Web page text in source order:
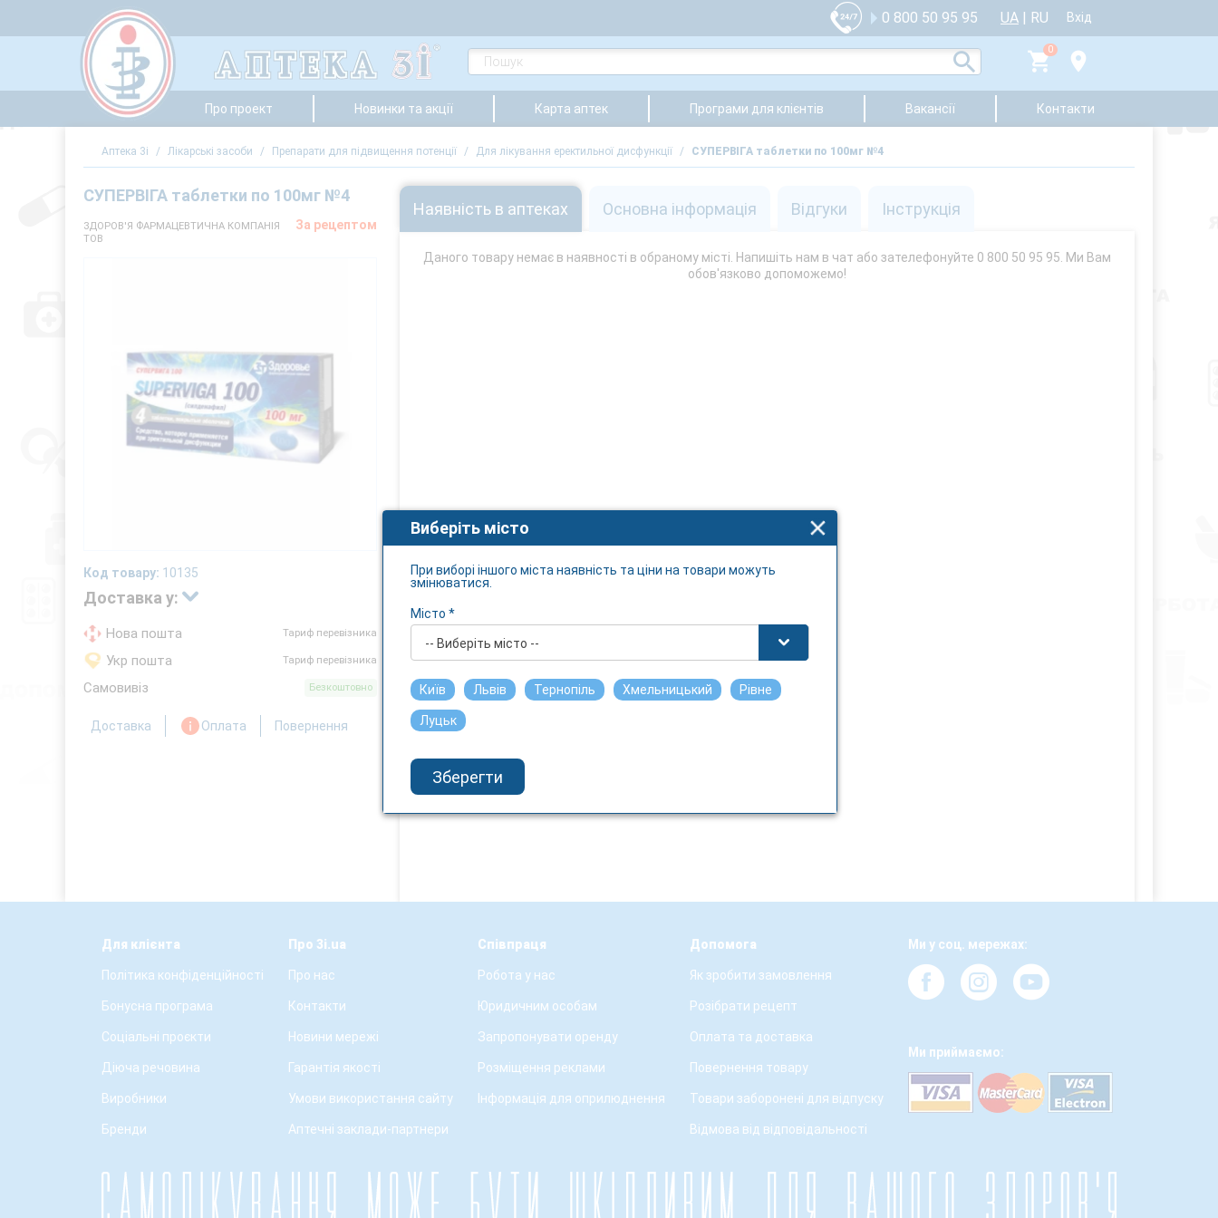
0 800 50 95 95 UA | RU Вхід
0
Про проект Новинки та акції Карта аптек Програми для клієнтів Вакансії Контакти
Аптека 3i / Лікарські засоби / Препарати для підвищення потенції / Для лікування еректильної дисфункції / СУПЕРВІГА таблетки по 100мг №4
СУПЕРВІГА таблетки по 100мг №4
За рецептом
ЗДОРОВ'Я ФАРМАЦЕВТИЧНА КОМПАНІЯ
ТОВ
Код товару: 10135
Доставка у:
Нова пошта Тариф перевізника
Укр пошта Тариф перевізника
Самовивіз Безкоштовно
Доставка Оплата Повернення
Наявність в аптеках Основна інформація Відгуки Інструкція
Даного товару немає в наявності в обраному місті. Напишіть нам в чат або зателефонуйте 0 800 50 95 95. Ми Вам
обов'язково допоможемо!
Для клієнта
Політика конфіденційності
Бонусна програма
Соціальні проєкти
Діюча речовина
Виробники
Бренди
Про 3i.ua
Про нас
Контакти
Новини мережі
Гарантія якості
Умови використання сайту
Аптечні заклади-партнери
Співпраця
Робота у нас
Юридичним особам
Запропонувати оренду
Розміщення реклами
Інформація для оприлюднення
Допомога
Як зробити замовлення
Розібрати рецепт
Оплата та доставка
Повернення товару
Товари заборонені для відпуску
Відмова від відповідальності
Ми у соц. мережах:
Ми приймаємо:
Виберіть місто
При виборі іншого міста наявність та ціни на товари можуть
змінюватися.
Місто *
-- Виберіть місто --
Київ Львів Тернопіль Хмельницький Рівне
Луцьк
Зберегти